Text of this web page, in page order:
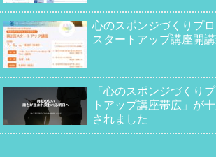
心のスポンジづくりプ
スタートアップ講座開講
「心のスポンジづくり
トアップ講座帯広」が
されました